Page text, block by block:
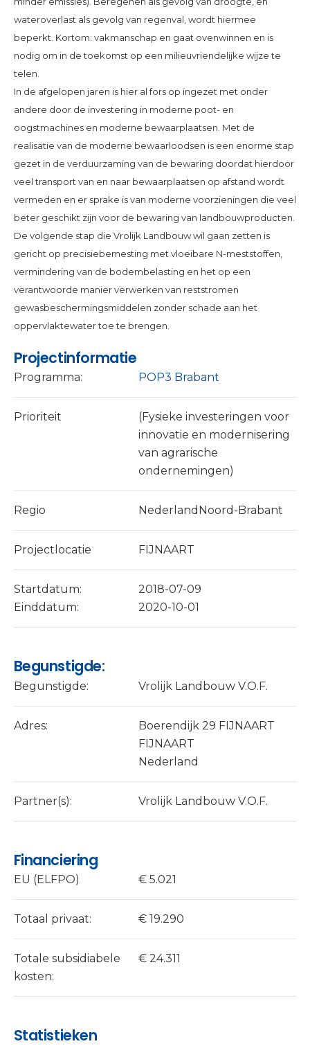
wateroverlast als gevolg van regenval, wordt hiermee
beperkt. Kortom: vakmanschap en gaat ovenwinnen en is
nodig om in de toekomst op een milieuvriendelijke wijze te
telen.
In de afgelopen jaren is hier al fors op ingezet met onder
andere door de investering in moderne poot- en
oogstmachines en moderne bewaarplaatsen. Met de
realisatie van de moderne bewaarloodsen is een enorme stap
gezet in de verduurzaming van de bewaring doordat hierdoor
veel transport van en naar bewaarplaatsen op afstand wordt
vermeden en er sprake is van moderne voorzieningen die veel
beter geschikt zijn voor de bewaring van landbouwproducten.
De volgende stap die Vrolijk Landbouw wil gaan zetten is
gericht op precisiebemesting met vloeibare N-meststoffen,
vermindering van de bodembelasting en het op een
verantwoorde manier verwerken van reststromen
gewasbeschermingsmiddelen zonder schade aan het
oppervlaktewater toe te brengen.
Projectinformatie
Programma: POP3 Brabant
Prioriteit
(Fysieke investeringen voor
innovatie en modernisering
van agrarische
ondernemingen)
Regio NederlandNoord-Brabant
Projectlocatie FIJNAART
Startdatum:
2018-07-09
Einddatum:
2020-10-01
Begunstigde:
Begunstigde: Vrolijk Landbouw V.O.F.
Adres:
Boerendijk 29 FIJNAART
FIJNAART
Nederland
Partner(s): Vrolijk Landbouw V.O.F.
Financiering
EU (ELFPO) € 5.021
Totaal privaat: € 19.290
Totale subsidiabele
kosten:
€ 24.311
Statistieken